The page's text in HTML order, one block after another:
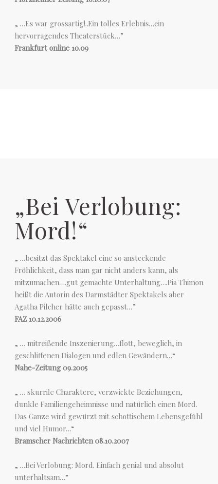
„ …Es war grossartig!..Ein tolles Erlebnis…ein
hervorragendes Theaterstück…”
Frankfurt online 10.09
„Bei Verlobung:
Mord!“
„ …besitzt das Spektakel eine so ansteckende
Fröhlichkeit, dass man gar nicht anders kann, als
mitzumachen….gut gemachte Unterhaltung….Pia Thimon
heißt die Autorin des Darmstädter Spektakels aber
Agatha Pilcher hätte auch gepasst…”
FAZ 10.12.2006
„ … mitreißende Inszenierung…flott, beweglich, in
geschliffenen Dialogen und edlen Gewändern…“
Nahe-Zeitung 09.2005
„ … skurrile Charaktere, verzwickte Beziehungen,
dunkle Familiengeheimnisse und natürlich einen Mord.
Das Ganze wird gewürzt mit schottischem Lebensgefühl
und viel Humor…“
Bramscher Nachrichten 08.10.2007
„ …Bei Verlobung: Mord. Einfach genial und absolut
unterhaltsam…”